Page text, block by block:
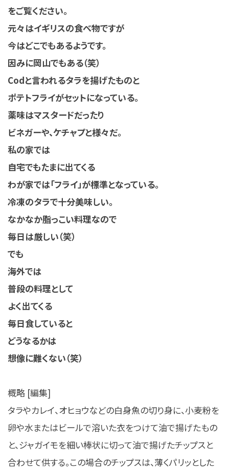
をご覧ください。
元々はイギリスの食べ物ですが
今はどこでもあるようです。
因みに岡山でもある（笑）
Codと言われるタラを揚げたものと
ポテトフライがセットになっている。
薬味はマスタードだったり
ビネガーや、ケチャプと様々だ。
私の家では
自宅でもたまに出てくる
わが家では「フライ」が標準となっている。
冷凍のタラで十分美味しい。
なかなか脂っこい料理なので
毎日は厳しい（笑）
でも
海外では
普段の料理として
よく出てくる
毎日食していると
どうなるかは
想像に難くない（笑）
概略 [編集]
タラやカレイ、オヒョウなどの白身魚の切り身に、小麦粉を
卵や水またはビールで溶いた衣をつけて油で揚げたもの
と、ジャガイモを細い棒状に切って油で揚げたチップスと
合わせて供する。この場合のチップスは、薄くパリッとした